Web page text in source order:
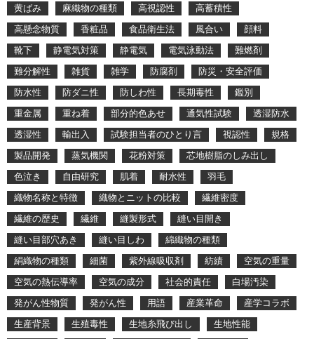
黄ばみ 麻織物の種類 高視認性
高蓄積性
高懸念物質
香粧品 食品衛生法 風合い
顔料
靴下
静電気対策 静電気 電気泳動法
難燃剤
難分解性
雑貨 雑学 防腐剤
防災・安全評価
防水性
防ダニ性 防しわ性 長期毒性
鑑別
重金属
重ね着 部分的色あせ 通気性試験
透湿防水
透湿性
輸出入 試験担当者のひとり言 視認性
規格
製品開発
蒸気機関 花粉対策
芯地樹脂のしみ出し
色泣き
自由研究 肌着 耐水性
羽毛
織物名称と特徴
織物とニットの比較
繊維密度
繊維の歴史
繊維 縫製形式
縫い目開き
縫い目部穴あき
縫い目しわ
綿織物の種類
絹織物の種類
細菌 紫外線吸収剤 紡績
空気の重量
空気の熱伝導率
空気の成分 社会的責任
白場汚染
発がん性物質
発がん性 用語 産業革命
産学コラボ
生産背景
生殖毒性 生地糸飛び出し
生地性能